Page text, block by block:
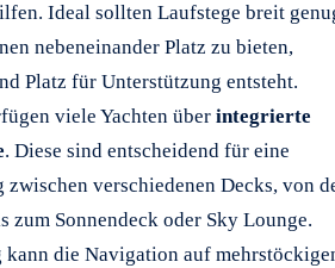
Ideal sollten Laufstege breit
nebeneinander Platz zu bieten,
Platz für Unterstützung entsteht.
viele Yachten über integrierte
. Diese sind entscheidend für eine
zwischen verschiedenen Decks, von
zum Sonnendeck oder Sky Lounge.
kann die Navigation auf